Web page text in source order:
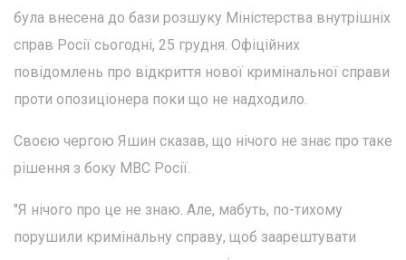
була внесена до бази розшуку Міністерства внутрішніх
справ Росії сьогодні, 25 грудня. Офіційних
повідомлень про відкриття нової кримінальної справи
проти опозиціонера поки що не надходило.
Своєю чергою Яшин сказав, що нічого не знає про таке
рішення з боку МВС Росії.
"Я нічого про це не знаю. Але, мабуть, по-тихому
порушили кримінальну справу, щоб заарештувати